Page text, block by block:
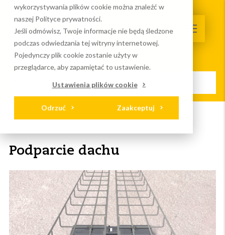
wykorzystywania plików cookie można znaleźć w
naszej Polityce prywatności.
Jeśli odmówisz, Twoje informacje nie będą śledzone
podczas odwiedzania tej witryny internetowej.
Pojedynczy plik cookie zostanie użyty w
przeglądarce, aby zapamiętać to ustawienie.
Ustawienia plików cookie
Zaakceptuj
Odrzuć
Podparcie dachu